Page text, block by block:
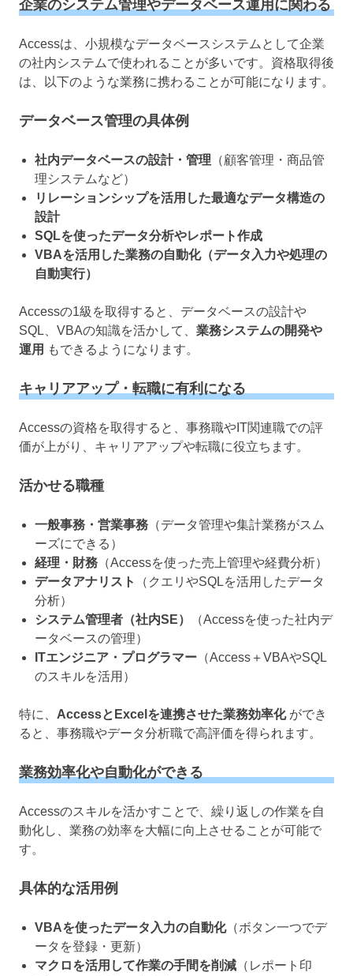
企業のシステム管理やデータベース運用に関わる
Accessは、小規模なデータベースシステムとして企業
の社内システムで使われることが多いです。資格取得後
は、以下のような業務に携わることが可能になります。
データベース管理の具体例
社内データベースの設計・管理 （顧客管理・商品管
理システムなど）
リレーションシップを活用した最適なデータ構造の
設計
SQLを使ったデータ分析やレポート作成
VBAを活用した業務の自動化（データ入力や処理の
自動実行）
Accessの1級を取得すると、データベースの設計や
SQL、VBAの知識を活かして、 業務システムの開発や
運用 もできるようになります。
キャリアアップ・転職に有利になる
Accessの資格を取得すると、事務職やIT関連職での評
価が上がり、キャリアアップや転職に役立ちます。
活かせる職種
一般事務・営業事務 （データ管理や集計業務がスム
ーズにできる）
経理・財務 （Accessを使った売上管理や経費分析）
データアナリスト
（クエリやSQLを活用したデータ
分析）
システム管理者（社内SE）
（Accessを使った社内デ
ータベースの管理）
ITエンジニア・プログラマー （Access＋VBAやSQL
のスキルを活用）
特に、 AccessとExcelを連携させた業務効率化ができ
ると、事務職やデータ分析職で高評価を得られます。
業務効率化や自動化ができる
Accessのスキルを活かすことで、繰り返しの作業を自
動化し、業務の効率を大幅に向上させることが可能で
す。
具体的な活用例
VBAを使ったデータ入力の自動化（ボタン一つでデ
ータを登録・更新）
マクロを活用して作業の手間を削減 （レポート印